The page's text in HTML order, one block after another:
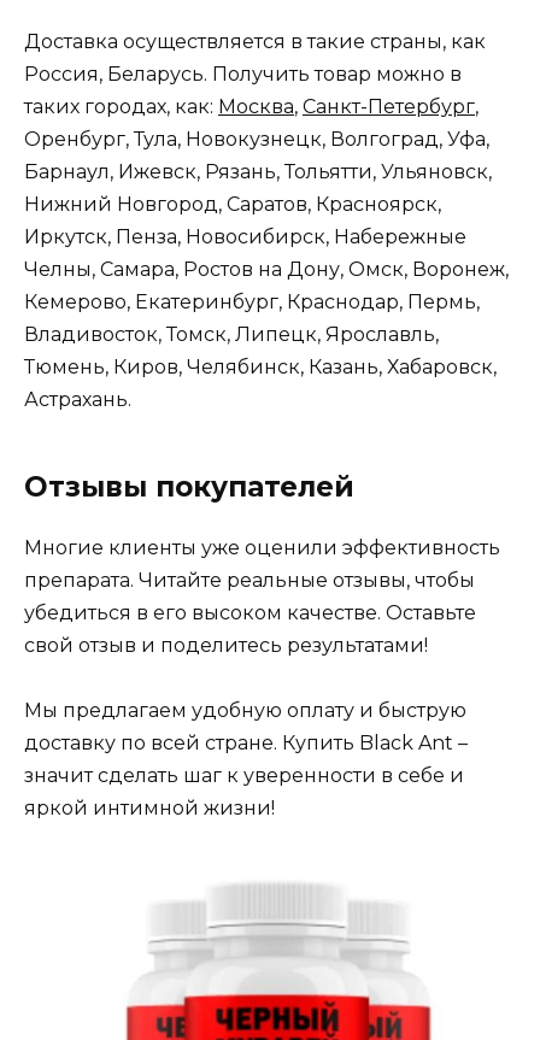
Доставка осуществляется в такие страны, как
Россия, Беларусь. Получить товар можно в
таких городах, как: Москва, Санкт-Петербург,
Оренбург, Тула, Новокузнецк, Волгоград, Уфа,
Барнаул, Ижевск, Рязань, Тольятти, Ульяновск,
Нижний Новгород, Саратов, Красноярск,
Иркутск, Пенза, Новосибирск, Набережные
Челны, Самара, Ростов на Дону, Омск, Воронеж,
Кемерово, Екатеринбург, Краснодар, Пермь,
Владивосток, Томск, Липецк, Ярославль,
Тюмень, Киров, Челябинск, Казань, Хабаровск,
Астрахань.
Отзывы покупателей
Многие клиенты уже оценили эффективность
препарата. Читайте реальные отзывы, чтобы
убедиться в его высоком качестве. Оставьте
свой отзыв и поделитесь результатами!
Мы предлагаем удобную оплату и быструю
доставку по всей стране. Купить Black Ant –
значит сделать шаг к уверенности в себе и
яркой интимной жизни!